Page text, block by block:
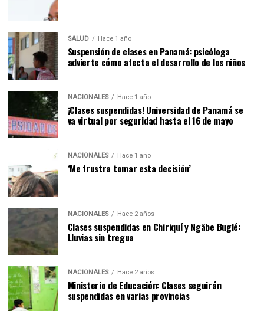
SALUD Hace 1 año
Suspensión de clases en Panamá: psicóloga
advierte cómo afecta el desarrollo de los niños
NACIONALES Hace 1 año
¡Clases suspendidas! Universidad de Panamá se
va virtual por seguridad hasta el 16 de mayo
NACIONALES Hace 1 año
‘Me frustra tomar esta decisión’
NACIONALES Hace 2 años
Clases suspendidas en Chiriquí y Ngäbe Buglé:
Lluvias sin tregua
NACIONALES Hace 2 años
Ministerio de Educación: Clases seguirán
suspendidas en varias provincias